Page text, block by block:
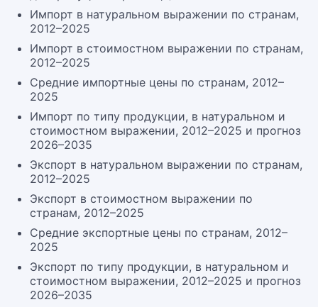
Импорт в натуральном выражении по странам,
2012–2025
Импорт в стоимостном выражении по странам,
2012–2025
Средние импортные цены по странам, 2012–
2025
Импорт по типу продукции, в натуральном и
стоимостном выражении, 2012–2025 и прогноз
2026–2035
Экспорт в натуральном выражении по странам,
2012–2025
Экспорт в стоимостном выражении по
странам, 2012–2025
Средние экспортные цены по странам, 2012–
2025
Экспорт по типу продукции, в натуральном и
стоимостном выражении, 2012–2025 и прогноз
2026–2035